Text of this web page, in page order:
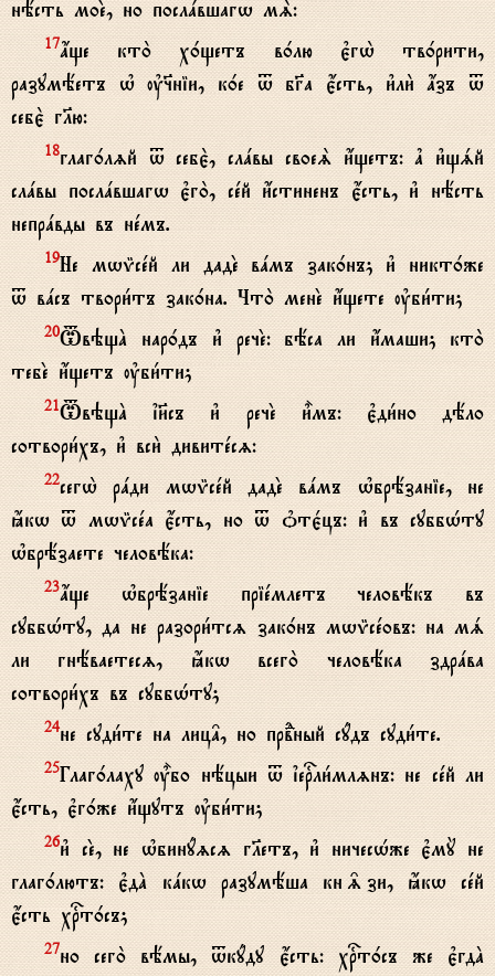
нёсть моE, но послaвшагw мS:
17ѓще кто2 х0щетъ в0лю є3гw2 тв0рити,
разумёетъ њ ў§ніи, к0е t бGа є4сть, и3ли2 ѓзъ t
себє2 гlю:
18глаг0лzй t себє2, слaвы своеS и4щетъ: ґ и3щsй
слaвы послaвшагw є3го2, сeй и4стиненъ є4сть, и3 нёсть
непрaвды въ нeмъ.
19Не мwmсeй ли дадE вaмъ зак0нъ; и3 никт0же
t вaсъ твори1тъ зак0на. Что2 менE и4щете ўби1ти;
20TвэщA нар0дъ и3 речE: бёса ли и4маши; кто2
тебE и4щетъ ўби1ти;
21TвэщA ї}съ и3 речE и5мъ: є3ди1но дёло
сотвори1хъ, и3 вси2 дивитeсz:
22сегw2 рaди мwmсeй дадE вaмъ њбрёзаніе, не
ћкw t мwmсeа є4сть, но t nтє1цъ: и3 въ суббHту
њбрёзаете человёка:
23ѓще њбрёзаніе пріeмлетъ человёкъ въ
суббHту, да не разори1тсz зак0нъ мwmсeовъ: на мs
ли гнёваетесz, ћкw всего2 человёка здрaва
сотвори1хъ въ суббHту;
24не суди1те на лиц†, но првdный сyдъ суди1те.
25Глаг0лаху u5бо нёцыи t їеrли1млzнъ: не сeй ли
є4сть, є3г0же и4щутъ ўби1ти;
26и3 сE, не њбинyzсz гlетъ, и3 ничесHже є3мY не
глаг0лютъ: є3дA кaкw разумёша кн‰зи, ћкw сeй
є4сть хrт0съ;
27но сего2 вёмы, tкyду є4сть: хrт0съ же є3гдA